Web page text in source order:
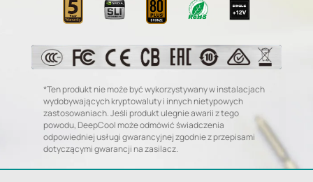
*Ten produkt nie może być wykorzystywany w instalacjach
wydobywających kryptowaluty i innych nietypowych
zastosowaniach. Jeśli produkt ulegnie awarii z tego
powodu, DeepCool może odmówić świadczenia
odpowiedniej usługi gwarancyjnej zgodnie z przepisami
dotyczącymi gwarancji na zasilacz.